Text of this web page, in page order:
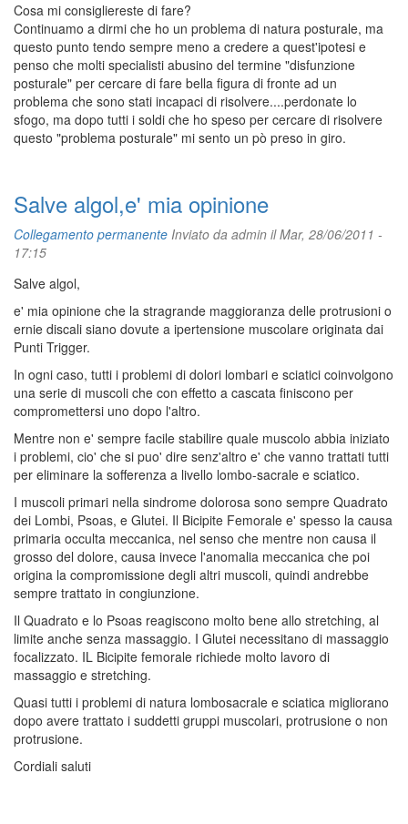
Cosa mi consigliereste di fare?
Continuamo a dirmi che ho un problema di natura posturale, ma
questo punto tendo sempre meno a credere a quest'ipotesi e
penso che molti specialisti abusino del termine "disfunzione
posturale" per cercare di fare bella figura di fronte ad un
problema che sono stati incapaci di risolvere....perdonate lo
sfogo, ma dopo tutti i soldi che ho speso per cercare di risolvere
questo "problema posturale" mi sento un pò preso in giro.
Salve algol,e' mia opinione
Collegamento permanente Inviato da admin il Mar, 28/06/2011 -
17:15
Salve algol,
e' mia opinione che la stragrande maggioranza delle protrusioni o
ernie discali siano dovute a ipertensione muscolare originata dai
Punti Trigger.
In ogni caso, tutti i problemi di dolori lombari e sciatici coinvolgono
una serie di muscoli che con effetto a cascata finiscono per
compromettersi uno dopo l'altro.
Mentre non e' sempre facile stabilire quale muscolo abbia iniziato
i problemi, cio' che si puo' dire senz'altro e' che vanno trattati tutti
per eliminare la sofferenza a livello lombo-sacrale e sciatico.
I muscoli primari nella sindrome dolorosa sono sempre Quadrato
dei Lombi, Psoas, e Glutei. Il Bicipite Femorale e' spesso la causa
primaria occulta meccanica, nel senso che mentre non causa il
grosso del dolore, causa invece l'anomalia meccanica che poi
origina la compromissione degli altri muscoli, quindi andrebbe
sempre trattato in congiunzione.
Il Quadrato e lo Psoas reagiscono molto bene allo stretching, al
limite anche senza massaggio. I Glutei necessitano di massaggio
focalizzato. IL Bicipite femorale richiede molto lavoro di
massaggio e stretching.
Quasi tutti i problemi di natura lombosacrale e sciatica migliorano
dopo avere trattato i suddetti gruppi muscolari, protrusione o non
protrusione.
Cordiali saluti